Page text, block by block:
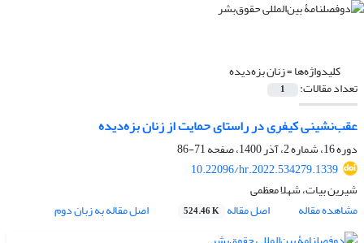
کلیدواژه‌ها =زنان بزه‌دیده
تعداد مقالات: 1
عقب‌نشینی کیفری در راستای حمایت از زنان بزه‌دیده
دوره 16، شماره 2، آذر 1400، صفحه
71-86
10.22096/hr.2022.534279.1339
شیرین بیات، شهلا معظمی
مشاهده مقاله
اصل مقاله 524.46 K اصل مقاله به زبان دوم